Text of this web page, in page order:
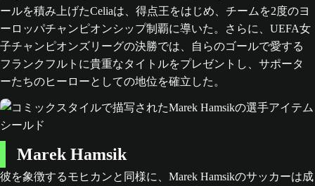
ールを積み上げたCeliaは、得点王をはじめ、チームを2度のヨ
ーロッパチャンピオンシップ制覇に導いた。さらに、UEFA女
子チャンピオンズリーグの決勝では、自らのゴールで愛する
フランクフルトに貴重なタイトルをプレゼントし、サポータ
ーたちのヒーローとしての地位を確立した。
Marek Hamsik
彼を象徴するモヒカンと同様に、Marek Hamsikのサッカーは成